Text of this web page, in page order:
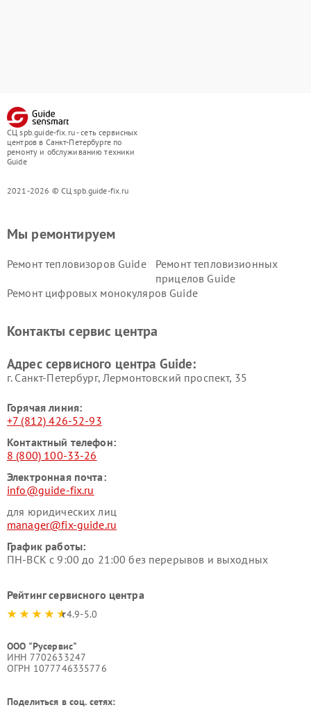
СЦ spb.guide-fix.ru - сеть сервисных
центров в Санкт-Петербурге по
ремонту и обслуживанию техники
Guide
2021-2026 © СЦ spb.guide-fix.ru
Мы ремонтируем
Ремонт тепловизоров Guide
Ремонт тепловизионных
прицелов Guide
Ремонт цифровых монокуляров Guide
Контакты сервис центра
Адрес сервисного центра Guide:
г. Санкт-Петербург, Лермонтовский проспект, 35
Горячая линия:
+7 (812) 426-52-93
Контактный телефон:
8 (800) 100-33-26
Электронная почта:
info@guide-fix.ru
для юридических лиц
manager@fix-guide.ru
График работы:
ПН-ВСК с 9:00 до 21:00 без перерывов и выходных
Рейтинг сервисного центра
4.9-5.0
ООО "Русервис"
ИНН 7702633247
ОГРН 1077746335776
Поделиться в соц. сетях: